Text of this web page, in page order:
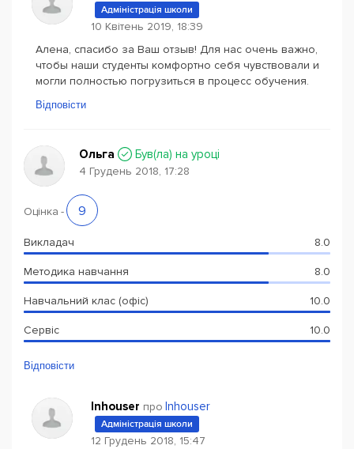
Адміністрація школи
10 Квітень 2019, 18:39
Алена, спасибо за Ваш отзыв! Для нас очень важно,
чтобы наши студенты комфортно себя чувствовали и
могли полностью погрузиться в процесс обучения.
Відповісти
Ольга Був(ла) на уроці
4 Грудень 2018, 17:28
Оцінка - 9
Викладач 8.0
Методика навчання 8.0
Навчальний клас (офіс) 10.0
Сервіс 10.0
Відповісти
Inhouser про Inhouser
Адміністрація школи
12 Грудень 2018, 15:47